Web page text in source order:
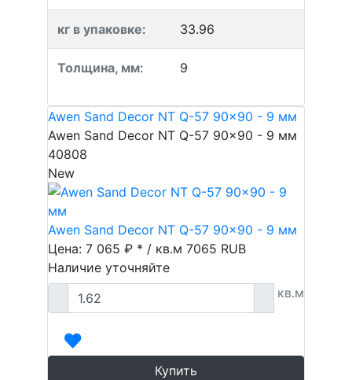
кг в упаковке: 33.96
Толщина, мм: 9
Awen Sand Decor NT Q-57 90x90 - 9 мм
Awen Sand Decor NT Q-57 90x90 - 9 мм
40808
New
Awen Sand Decor NT Q-57 90x90 - 9 мм
Цена: 7 065 ₽ * / кв.м 7065 RUB
Наличие уточняйте
кв.м
Купить